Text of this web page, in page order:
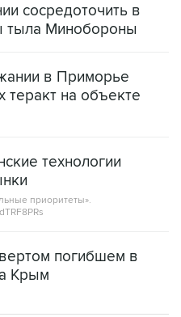
сосредоточить в
тыла Минобороны
в Приморье
теракт на объекте
технологии
приоритеты».
погибшем в
Крым